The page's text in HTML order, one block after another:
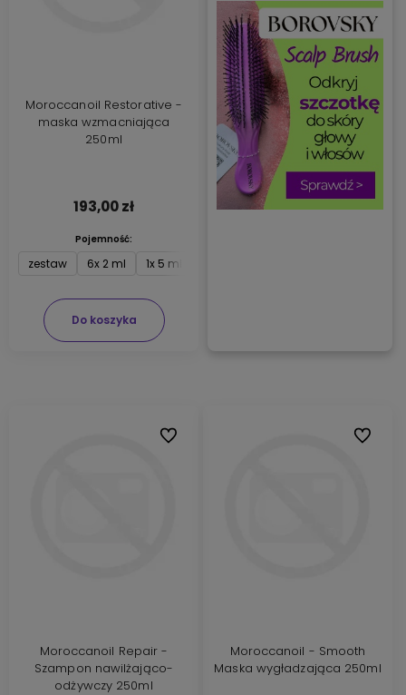
Moroccanoil Restorative -
maska wzmacniająca
250ml
193,00 zł
Pojemność:
zestaw 6x 2 ml 1x 5 ml
Do koszyka
Moroccanoil Repair -
Szampon nawilżająco-
odżywczy 250ml
Do ulubionych
Moroccanoil - Smooth
Maska wygładzająca 250ml
Do